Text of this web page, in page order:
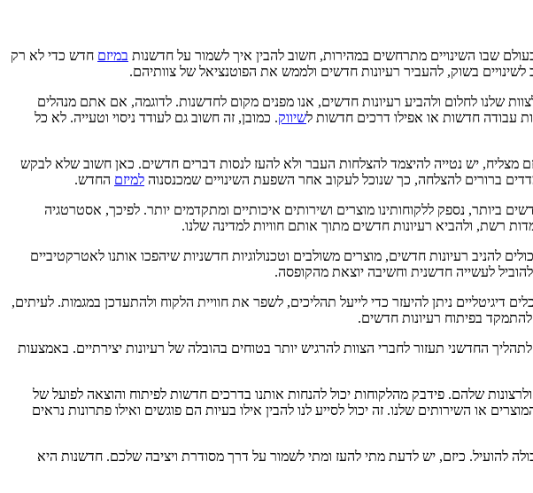
שבו השינויים מתרחשים במהירות, חשוב להבין איך לשמור על חדשנות במיזם חדש כדי לא רק
בשוק, להעביר רעיונות חדשים ולממש את הפוטנציאל של צוותיהם.
שלנו לחלום ולהביע רעיונות חדשים, אנו מפנים מקום לחדשנות. לדוגמה, אם אתם מנהלים
עבודה חדשות או אפילו דרכים חדשות לשיווק. כמובן, זה חשוב גם לעודד ניסוי וטעייה. לא כל
מצליח, יש נטייה להיצמד להצלחות העבר ולא להעז לנסות דברים חדשים. כאן חשוב שלא לבקש
ברורים להצלחה, כך שנוכל לעקוב אחר השפעת השינויים שמכנסנוה למיזם החדש.
ביותר, נספק ללקוחותינו מוצרים ושירותים איכותיים ומתקדמים יותר. לפיכך, אסטרטגיה
רשת, ולהביא רעיונות חדשים מתוך אותם חוויות למדינה שלנו.
רעיונות חדשים, מוצרים משולבים וטכנולוגיות חדשניות שיהפכו אותנו לאטרקטיביים
לעשייה חדשנית וחשיבה יוצאת מהקופסה.
ניתן להיעזר כדי לייעל תהליכים, לשפר את חוויית הלקוח ולהתעדכן במגמות. לעיתים,
בפיתוח רעיונות חדשים.
החדשני תעזור לחברי הצוות להרגיש יותר בטוחים בהובלה של רעיונות יצירתיים. באמצעות
שלהם. פידבק מהלקוחות יכול להנחות אותנו בדרכים חדשות לפיתוח והוצאה לפועל של
או השירותים שלנו. זה יכול לסייע לנו להבין אילו בעיות הם פוגשים ואילו פתרונות נראים
להועיל. כיזם, יש לדעת מתי להעז ומתי לשמור על דרך מסודרת ויציבה שלכם. חדשנות היא